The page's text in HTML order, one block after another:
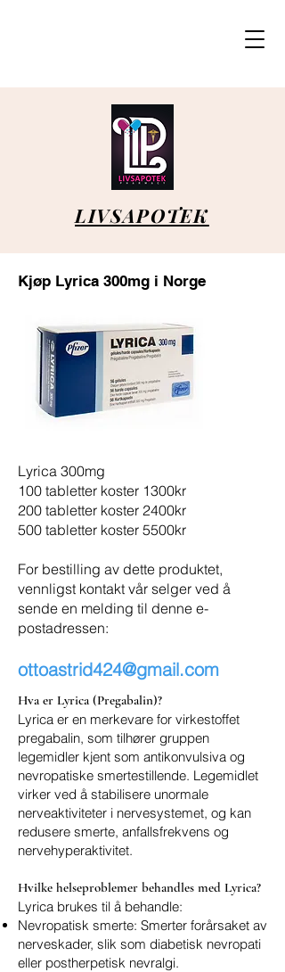
LIVSAPOTEK
Kjøp Lyrica 300mg i Norge
Lyrica 300mg
100 tabletter koster 1300kr
200 tabletter koster 2400kr
500 tabletter koster 5500kr
For bestilling av dette produktet,
vennligst kontakt vår selger ved å
sende en melding til denne e-
postadressen:
ottoastrid424@gmail.com
Hva er Lyrica (Pregabalin)?
Lyrica er en merkevare for virkestoffet
pregabalin, som tilhører gruppen
legemidler kjent som antikonvulsiva og
nevropatiske smertestillende. Legemidlet
virker ved å stabilisere unormale
nerveaktiviteter i nervesystemet, og kan
redusere smerte, anfallsfrekvens og
nervehyperaktivitet.
Hvilke helseproblemer behandles med Lyrica?
Lyrica brukes til å behandle:
Nevropatisk smerte: Smerter forårsaket av
nerveskader, slik som diabetisk nevropati
eller postherpetisk nevralgi.